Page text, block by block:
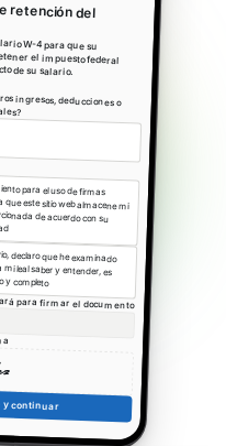
or
in
have
my
Certificado de retención del
de su salario.
¿Espera reclamar otros ingresos, deducciones o
Doy mi consentimiento para el uso de firmas
electrónicas y para que este sitio web almacene mi
Bajo pena de perjurio, declaro que he examinado
y completo
para firmar el documento
y continuar